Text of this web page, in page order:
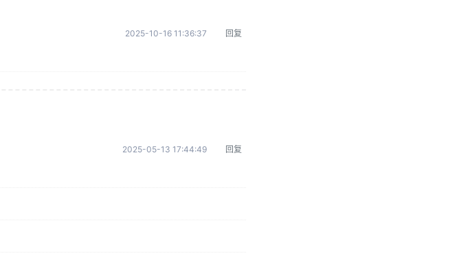
2025-10-16 11:36:37 回复
2025-05-13 17:44:49 回复